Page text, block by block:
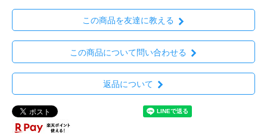
この商品を友達に教える
この商品について問い合わせる
返品について